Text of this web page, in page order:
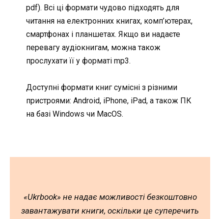
pdf). Всі ці формати чудово підходять для
читання на електронних книгах, комп’ютерах,
смартфонах і планшетах. Якщо ви надаєте
перевагу аудіокнигам, можна також
прослухати її у форматі mp3.
Доступні формати книг сумісні з різними
пристроями: Android, iPhone, iPad, а також ПК
на базі Windows чи MacOS.
«Ukrbook» не надає можливості безкоштовно
завантажувати книги, оскільки це суперечить